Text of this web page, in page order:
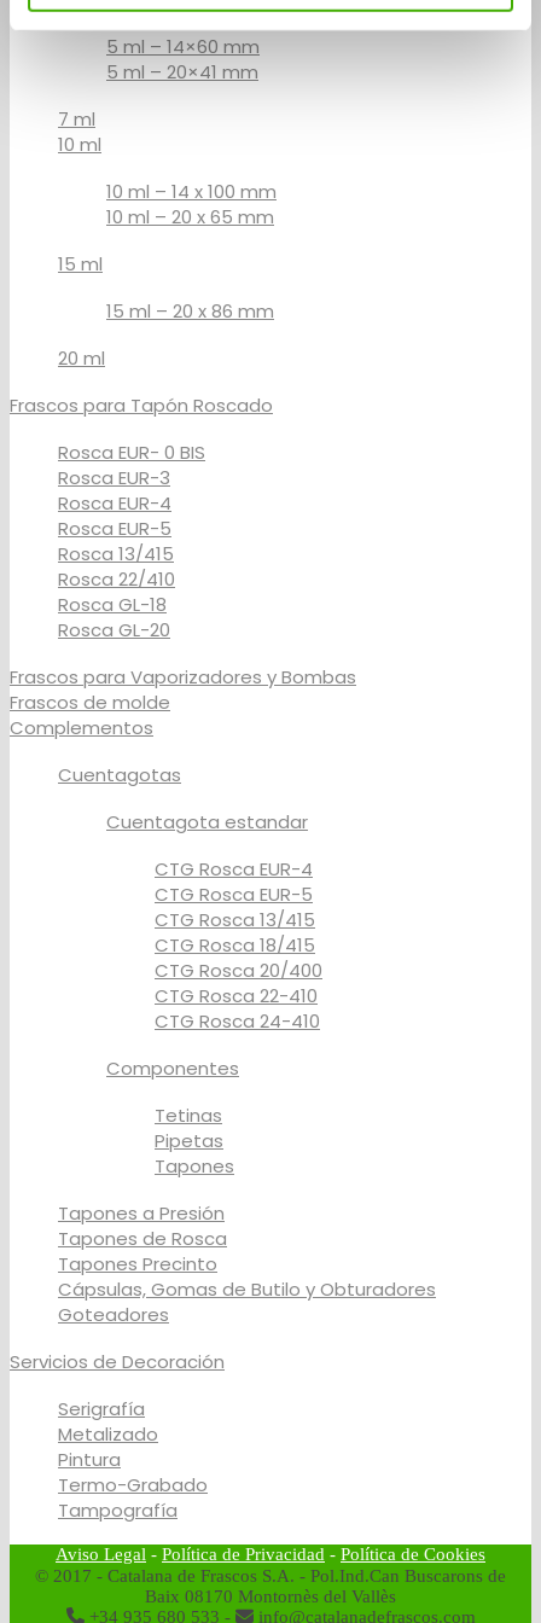
5 ml – 14×60 mm
5 ml – 20×41 mm
7 ml
10 ml
10 ml – 14 x 100 mm
10 ml – 20 x 65 mm
15 ml
15 ml – 20 x 86 mm
20 ml
Frascos para Tapón Roscado
Rosca EUR- 0 BIS
Rosca EUR-3
Rosca EUR-4
Rosca EUR-5
Rosca 13/415
Rosca 22/410
Rosca GL-18
Rosca GL-20
Frascos para Vaporizadores y Bombas
Frascos de molde
Complementos
Cuentagotas
Cuentagota estandar
CTG Rosca EUR-4
CTG Rosca EUR-5
CTG Rosca 13/415
CTG Rosca 18/415
CTG Rosca 20/400
CTG Rosca 22-410
CTG Rosca 24-410
Componentes
Tetinas
Pipetas
Tapones
Tapones a Presión
Tapones de Rosca
Tapones Precinto
Cápsulas, Gomas de Butilo y Obturadores
Goteadores
Servicios de Decoración
Serigrafía
Metalizado
Pintura
Termo-Grabado
Tampografía
Aviso Legal - Política de Privacidad - Política de Cookies
© 2017 - Catalana de Frascos S.A. - Pol.Ind.Can Buscarons de
Baix 08170 Montornès del Vallès
+34 935 680 533 -
info@catalanadefrascos.com